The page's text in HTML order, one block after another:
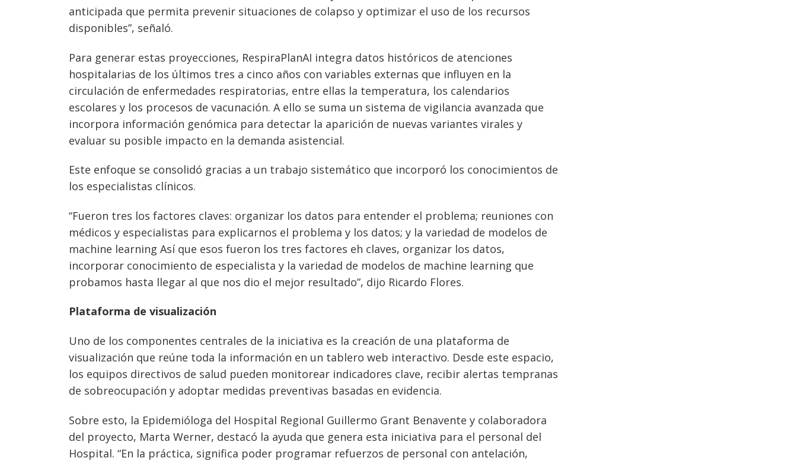
anticipada que permita prevenir situaciones de colapso y optimizar el uso de los recursos
disponibles”, señaló.
Para generar estas proyecciones, RespiraPlanAI integra datos históricos de atenciones
hospitalarias de los últimos tres a cinco años con variables externas que influyen en la
circulación de enfermedades respiratorias, entre ellas la temperatura, los calendarios
escolares y los procesos de vacunación. A ello se suma un sistema de vigilancia avanzada que
incorpora información genómica para detectar la aparición de nuevas variantes virales y
evaluar su posible impacto en la demanda asistencial.
Este enfoque se consolidó gracias a un trabajo sistemático que incorporó los conocimientos de
los especialistas clínicos.
“Fueron tres los factores claves: organizar los datos para entender el problema; reuniones con
médicos y especialistas para explicarnos el problema y los datos; y la variedad de modelos de
machine learning Así que esos fueron los tres factores eh claves, organizar los datos,
incorporar conocimiento de especialista y la variedad de modelos de machine learning que
probamos hasta llegar al que nos dio el mejor resultado”, dijo Ricardo Flores.
Plataforma de visualización
Uno de los componentes centrales de la iniciativa es la creación de una plataforma de
visualización que reúne toda la información en un tablero web interactivo. Desde este espacio,
los equipos directivos de salud pueden monitorear indicadores clave, recibir alertas tempranas
de sobreocupación y adoptar medidas preventivas basadas en evidencia.
Sobre esto, la Epidemióloga del Hospital Regional Guillermo Grant Benavente y colaboradora
del proyecto, Marta Werner, destacó la ayuda que genera esta iniciativa para el personal del
Hospital. “En la práctica, significa poder programar refuerzos de personal con antelación,
Navegación